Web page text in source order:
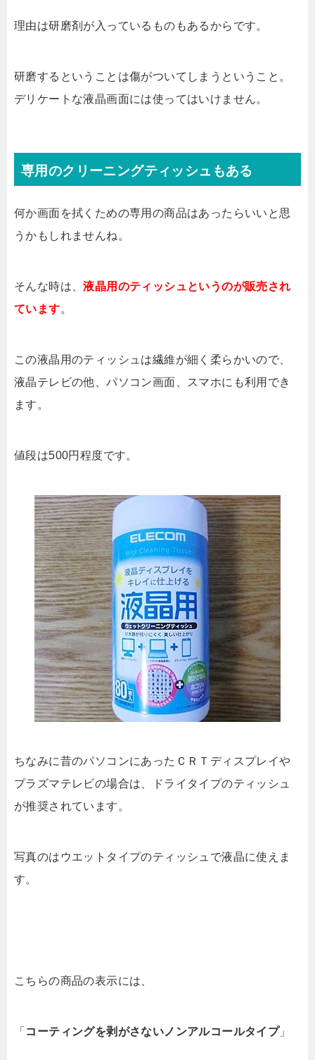
理由は研磨剤が入っているものもあるからです。
研磨するということは傷がついてしまうということ。
デリケートな液晶画面には使ってはいけません。
専用のクリーニングティッシュもある
何か画面を拭くための専用の商品はあったらいいと思
うかもしれませんね。
そんな時は、液晶用のティッシュというのが販売され
ています。
この液晶用のティッシュは繊維が細く柔らかいので、
液晶テレビの他、パソコン画面、スマホにも利用でき
ます。
値段は500円程度です。
ちなみに昔のパソコンにあったＣＲＴディスプレイや
プラズマテレビの場合は、ドライタイプのティッシュ
が推奨されています。
写真のはウエットタイプのティッシュで液晶に使えま
す。
こちらの商品の表示には、
「 コーティングを剥がさないノンアルコールタイプ」